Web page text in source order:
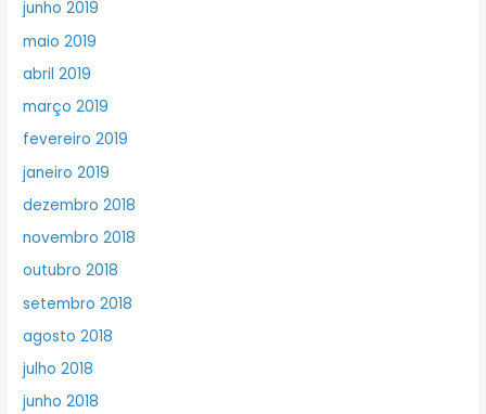
junho 2019
maio 2019
abril 2019
março 2019
fevereiro 2019
janeiro 2019
dezembro 2018
novembro 2018
outubro 2018
setembro 2018
agosto 2018
julho 2018
junho 2018